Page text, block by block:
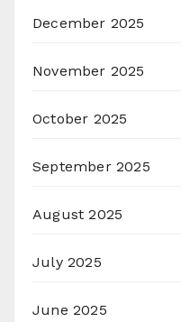
December 2025
November 2025
October 2025
September 2025
August 2025
July 2025
June 2025